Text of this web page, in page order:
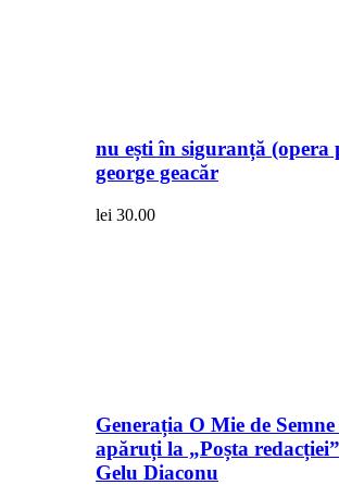
nu ești în siguranță (opera
george geacăr
lei 30.00
Generația O Mie de
apăruți la „Poșta
Gelu Diaconu